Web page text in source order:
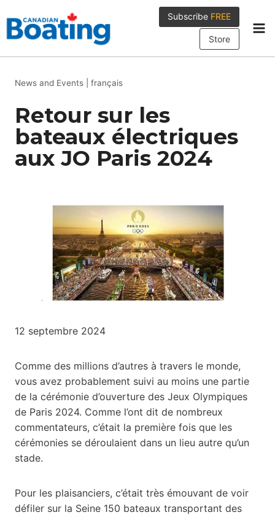
to
content
Subscribe FREE
Store
News and Events français
Retour sur les
bateaux électriques
aux JO Paris 2024
12 septembre 2024
Comme des millions d’autres à travers le monde,
vous avez probablement suivi au moins une partie
de la cérémonie d’ouverture des Jeux Olympiques
de Paris 2024. Comme l’ont dit de nombreux
commentateurs, c’était la première fois que les
cérémonies se déroulaient dans un lieu autre qu’un
stade.
Pour les plaisanciers, c’était très émouvant de voir
défiler sur la Seine 150 bateaux transportant des